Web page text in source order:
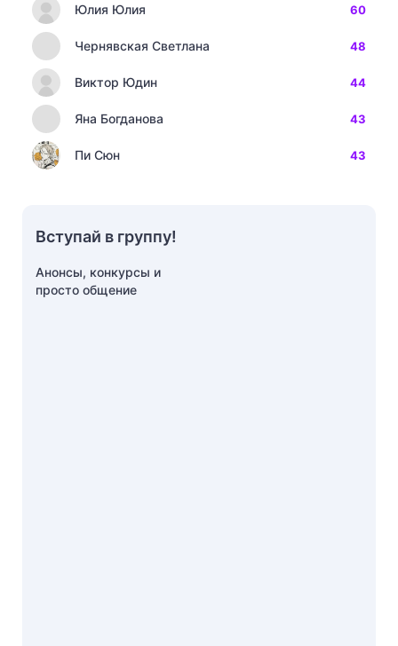
Юлия Юлия 60
Чернявская Светлана 48
Виктор Юдин 44
Яна Богданова 43
Пи Сюн 43
Вступай в группу!
Анонсы, конкурсы и
просто общение